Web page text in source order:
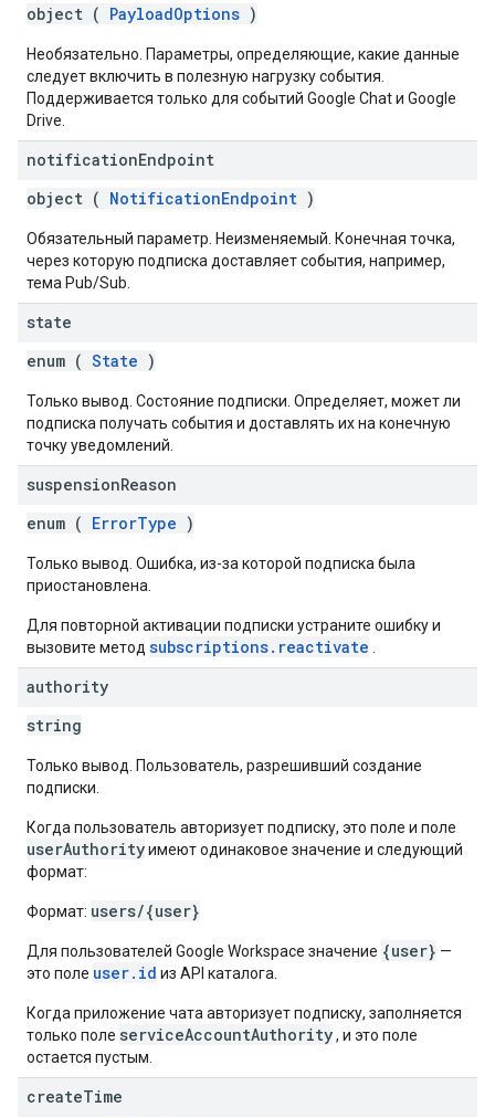
object ( PayloadOptions )
Необязательно. Параметры, определяющие, какие данные
следует включить в полезную нагрузку события.
Поддерживается только для событий Google Chat и Google
Drive.
notificationEndpoint
object ( NotificationEndpoint )
Обязательный параметр. Неизменяемый. Конечная точка,
через которую подписка доставляет события, например,
тема Pub/Sub.
state
enum ( State )
Только вывод. Состояние подписки. Определяет, может ли
подписка получать события и доставлять их на конечную
точку уведомлений.
suspensionReason
enum ( ErrorType )
Только вывод. Ошибка, из-за которой подписка была
приостановлена.
Для повторной активации подписки устраните ошибку и
вызовите метод subscriptions.reactivate
authority
string
Только вывод. Пользователь, разрешивший создание
подписки.
Когда пользователь авторизует подписку, это поле и поле
userAuthorityимеют одинаковое значение и следующий
формат:
Формат: users/{user}
Для пользователей Google Workspace значение {user} —
это поле user.id из API каталога.
Когда приложение чата авторизует подписку, заполняется
только поле serviceAccountAuthority, и это поле
остается пустым.
createTime